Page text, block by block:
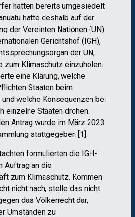
hätten bereits umgesiedelt
hatte deshalb auf der
der Vereinten Nationen (UN)
Gerichtshof (IGH),
der UN,
zum Klimaschutz einzuholen.
eine Klärung, welche
Staaten beim
und welche Konsequenzen bei
einzelne Staaten drohen.
Antrag wurde im März 2023
stattgegeben [1].
formulierten die IGH-
Auftrag an die
zum Klimaschutz. Kommen
nicht nach, stelle das nicht
das Völkerrecht dar,
Umständen zu